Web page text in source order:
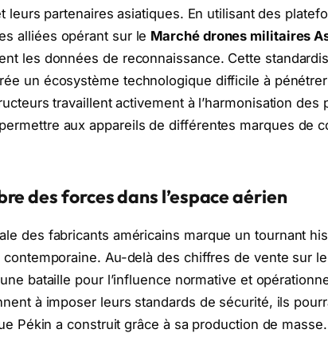
leurs partenaires asiatiques. En utilisant des
alliées opérant sur le Marché drones militaires
les données de reconnaissance. Cette
un écosystème technologique difficile à
travaillent activement à l’harmonisation des
aux appareils de différentes marques de
des forces dans l’espace aérien
des fabricants américains marque un tournant
Au-delà des chiffres de vente sur le
une bataille pour l’influence normative et
à imposer leurs standards de sécurité, ils
Pékin a construit grâce à sa production de